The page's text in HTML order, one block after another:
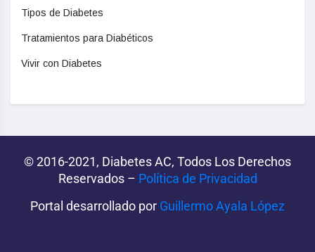
Tipos de Diabetes
Tratamientos para Diabéticos
Vivir con Diabetes
© 2016-2021, Diabetes AC, Todos Los Derechos
Reservados – Política de Privacidad‌­
Portal desarrollado por Guillermo Ayala López